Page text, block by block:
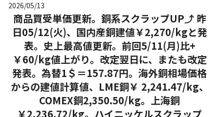
2026/05/13
商品買受単価更新。銅系スクラップUP⤴ 昨
日05/12(火)、国内産銅建値￥2,270/kgと発
表。史上最高値更新。前回5/11(月)比+
￥60/kg値上がり。改定翌日に、またも改定
発表。為替1＄＝157.87円。海外銅相場価格
からの建値計算値、LME銅￥ 2,241.47/kg、
COMEX銅2,350.50/kg。上海銅
￥2,236.72/kg。ハイニッケルスクラップ